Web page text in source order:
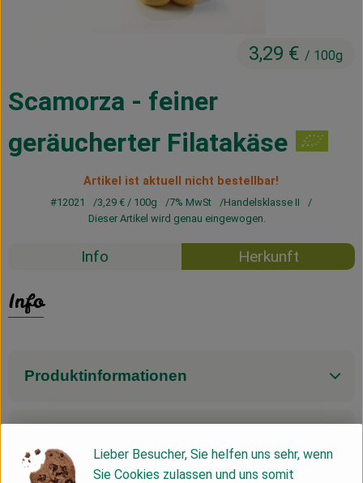
Lieferservice
Neues vom Hof
Scamorza - feiner
geräucherter Filatakäse
3,29 € / 100g
Artikel ist aktuell nicht bestellbar!
#12021 3,29 €/ 100g 7% MwSt
Handelsklasse II
Dieser Artikel wird genau eingewogen.
Info Herkunft
Info
Produktinformationen
Lieber Besucher, Sie helfen uns sehr, wenn
Sie Cookies zulassen und uns somit